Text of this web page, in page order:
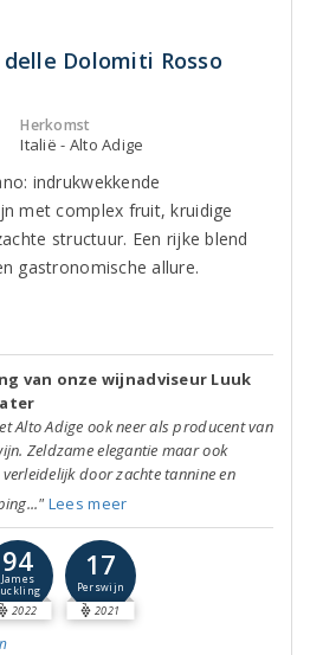
Dolomiti Rosso
Herkomst
Italië - Alto Adige
indrukwekkende
met complex fruit, kruidige
structuur. Een rijke blend
gastronomische allure.
van onze wijnadviseur Luuk
Alto Adige ook neer als producent van
Zeldzame elegantie maar ook
door zachte tannine en
Lees meer
94
James
2022
17
Perswijn
2021